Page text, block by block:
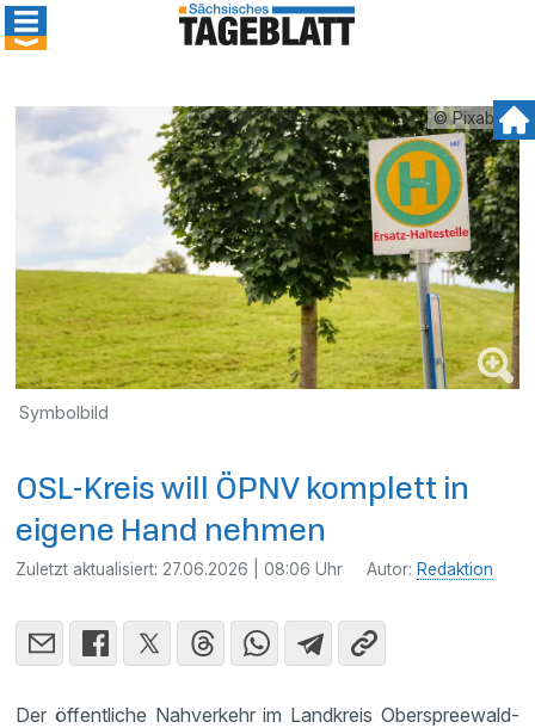
© Pixabay
Symbolbild
OSL-Kreis will ÖPNV komplett in
eigene Hand nehmen
Zuletzt aktualisiert: 27.06.2026 | 08:06 Uhr Autor: Redaktion
Der öffentliche Nahverkehr im Landkreis Oberspreewald-